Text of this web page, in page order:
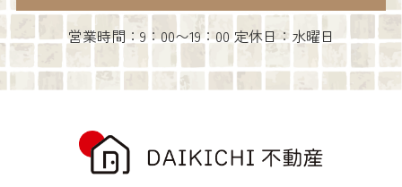
営業時間：9：00〜19：00 定休日：水曜日